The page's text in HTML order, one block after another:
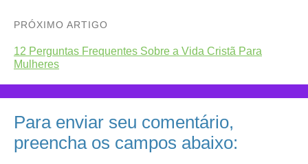
PRÓXIMO ARTIGO
12 Perguntas Frequentes Sobre a Vida Cristã Para
Mulheres
Para enviar seu comentário,
preencha os campos abaixo: